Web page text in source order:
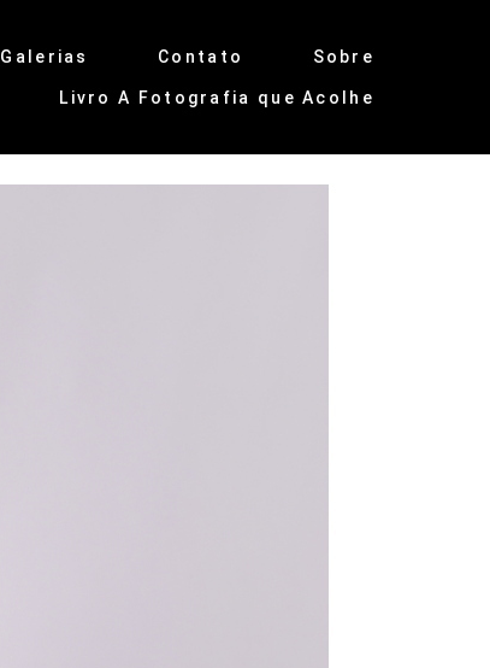
Galerias Contato Sobre
Livro A Fotografia que Acolhe